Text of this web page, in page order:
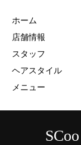
ホーム
店舗情報
スタッフ
ヘアスタイル
メニュー